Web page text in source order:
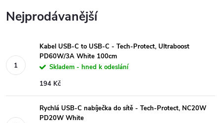
Nejprodávanější
Kabel USB-C to USB-C - Tech-Protect, Ultraboost
PD60W/3A White 100cm
Skladem - hned k odeslání
194 Kč
Rychlá USB-C nabíječka do sítě - Tech-Protect, NC20W
PD20W White